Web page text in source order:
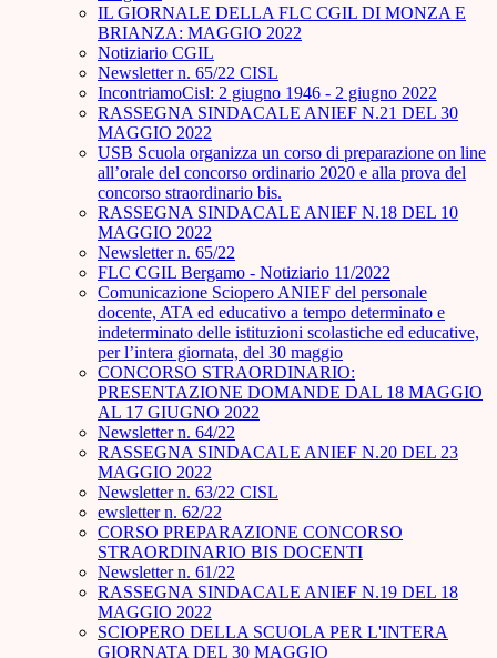
IL GIORNALE DELLA FLC CGIL DI MONZA E
BRIANZA: MAGGIO 2022
Notiziario CGIL
Newsletter n. 65/22 CISL
IncontriamoCisl: 2 giugno 1946 - 2 giugno 2022
RASSEGNA SINDACALE ANIEF N.21 DEL 30
MAGGIO 2022
USB Scuola organizza un corso di preparazione on line
all’orale del concorso ordinario 2020 e alla prova del
concorso straordinario bis.
RASSEGNA SINDACALE ANIEF N.18 DEL 10
MAGGIO 2022
Newsletter n. 65/22
FLC CGIL Bergamo - Notiziario 11/2022
Comunicazione Sciopero ANIEF del personale
docente, ATA ed educativo a tempo determinato e
indeterminato delle istituzioni scolastiche ed educative,
per l’intera giornata, del 30 maggio
CONCORSO STRAORDINARIO:
PRESENTAZIONE DOMANDE DAL 18 MAGGIO
AL 17 GIUGNO 2022
Newsletter n. 64/22
RASSEGNA SINDACALE ANIEF N.20 DEL 23
MAGGIO 2022
Newsletter n. 63/22 CISL
ewsletter n. 62/22
CORSO PREPARAZIONE CONCORSO
STRAORDINARIO BIS DOCENTI
Newsletter n. 61/22
RASSEGNA SINDACALE ANIEF N.19 DEL 18
MAGGIO 2022
SCIOPERO DELLA SCUOLA PER L'INTERA
GIORNATA DEL 30 MAGGIO